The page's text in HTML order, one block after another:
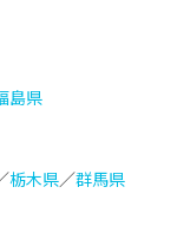
島県
栃木県／群馬県